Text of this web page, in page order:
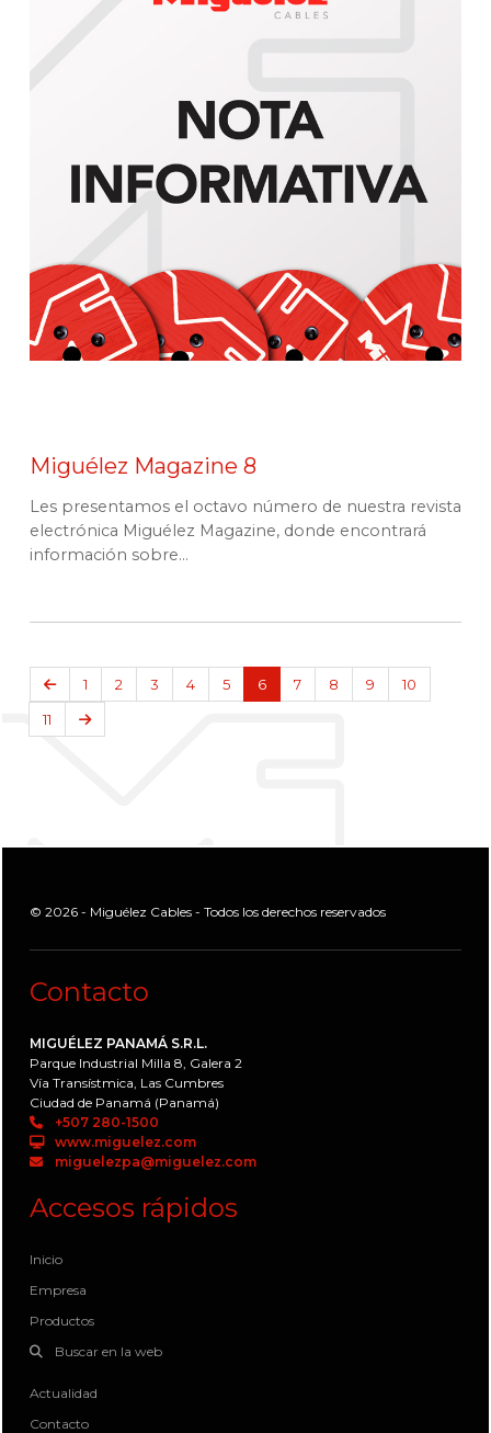
Miguélez Magazine 8
Les presentamos el octavo número de nuestra revista
electrónica Miguélez Magazine, donde encontrará
información sobre...
Anterior
1 2 3 4 5 6 7 8 9
10
11
Siguiente
© 2026 - Miguélez Cables - Todos los derechos reservados
Contacto
MIGUÉLEZ PANAMÁ S.R.L.
Parque Industrial Milla 8, Galera 2
Vía Transístmica, Las Cumbres
Ciudad de Panamá (Panamá)
+507 280-1500
www.miguelez.com
miguelezpa@miguelez.com
Accesos rápidos
Inicio
Empresa
Productos
Buscar en la web
Actualidad
Contacto